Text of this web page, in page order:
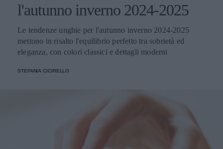
l'autunno inverno 2024-2025
Le tendenze unghie per l'autunno inverno 2024-2025
mettono in risalto l'equilibrio perfetto tra sobrietà ed
eleganza, con colori classici e dettagli moderni
STEFANIA CICIRELLO